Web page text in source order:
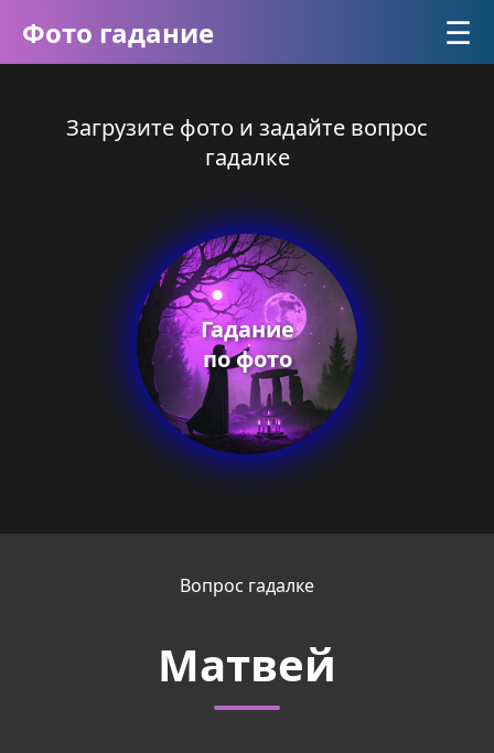
Фото гадание ☰
Загрузите фото и задайте вопрос
гадалке
Гадание
по фото
Вопрос гадалке
Матвей